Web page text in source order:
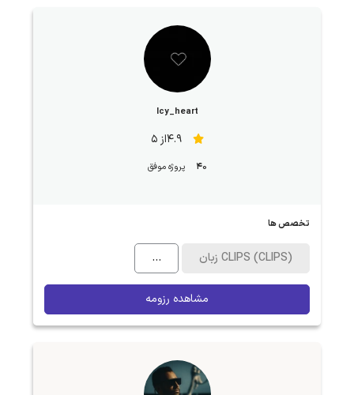
Icy_heart
4.9از 5
40 پروژه موفق
تخصص ها
زبان CLIPS (CLIPS) ...
مشاهده رزومه